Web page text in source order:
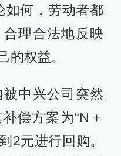
如何，劳动者都
理合法地反映
的权益。
中兴公司突然
偿方案为“N＋
2元进行回购。